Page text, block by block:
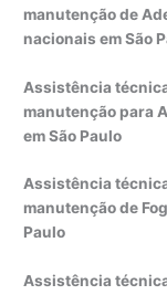
manutenção de
nacionais em São
Assistência
manutenção para
em São Paulo
Assistência
manutenção de
Paulo
Assistência